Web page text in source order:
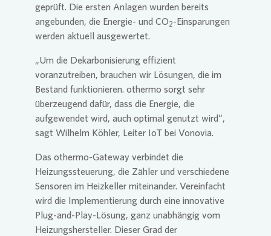
geprüft. Die ersten Anlagen wurden bereits
angebunden, die Energie- und CO2-Einsparungen
werden aktuell ausgewertet.
„Um die Dekarbonisierung effizient
voranzutreiben, brauchen wir Lösungen, die im
Bestand funktionieren. othermo sorgt sehr
überzeugend dafür, dass die Energie, die
aufgewendet wird, auch optimal genutzt wird“,
sagt Wilhelm Köhler, Leiter IoT bei Vonovia.
Das othermo-Gateway verbindet die
Heizungssteuerung, die Zähler und verschiedene
Sensoren im Heizkeller miteinander. Vereinfacht
wird die Implementierung durch eine innovative
Plug-and-Play-Lösung, ganz unabhängig vom
Heizungshersteller. Dieser Grad der